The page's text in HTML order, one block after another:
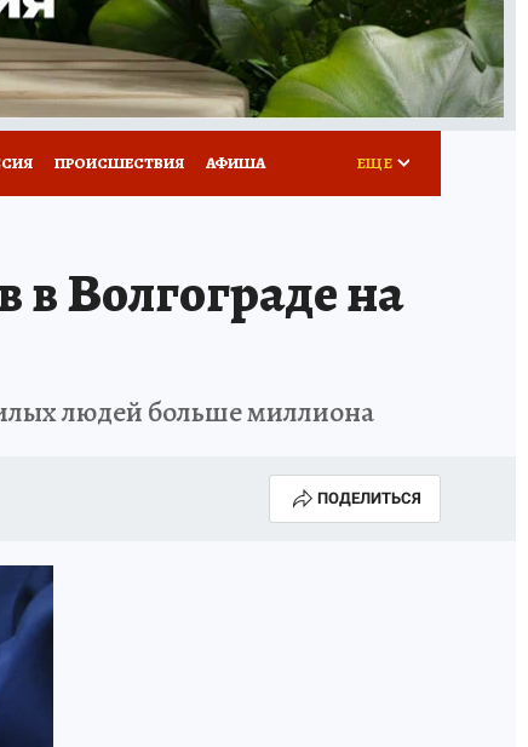
ПРОИСШЕСТВИЯ АФИША ЕЩЕ
в Волгограде на
людей больше миллиона
ПОДЕЛИТЬСЯ